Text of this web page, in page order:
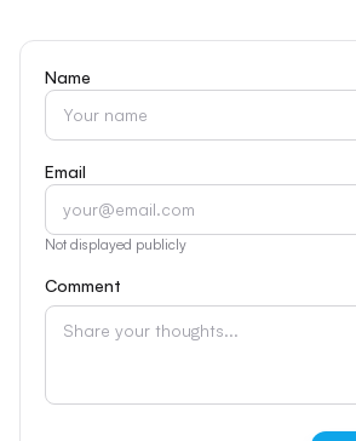
Name
Email
Not displayed publicly
Comment